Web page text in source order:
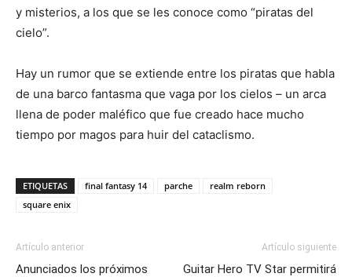
y misterios, a los que se les conoce como “piratas del
cielo”.
Hay un rumor que se extiende entre los piratas que habla
de una barco fantasma que vaga por los cielos – un arca
llena de poder maléfico que fue creado hace mucho
tiempo por magos para huir del cataclismo.
ETIQUETAS final fantasy 14 parche
realm reborn
square enix
Artículo anterior
Anunciados los próximos
Artículo siguiente
Guitar Hero TV Star permitirá